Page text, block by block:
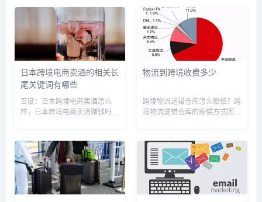
商产品优化，优化跨境电商运营
案例，跨境平台优化，跨境电商
营销优化这么做，怎么优化跨境
电商的...
顺势崛起，成为东南亚市场跨境
出口电商的主流物流模式。很多
大型电商平台都有开通COD的...
日本跨境电商卖酒的相关长
尾关键词有哪些
百度：日本跨境电商卖酒怎么
样，日本跨境电商卖酒赚钱吗，
什么好，日本跨境电商选品，日
本跨境电商开网店，日本爆品跨
境电商平台，做日本市场的跨境
电商怎...
物流到跨境收费多少
跨境物流送错仓库怎么赔偿？跨
境物流送错仓库的赔偿方式因具
际海外仓储赔偿条款：迅捷国际
针对海外仓全程可能出现的货物
丢失等情况有各种阶段和索赔标
准。...